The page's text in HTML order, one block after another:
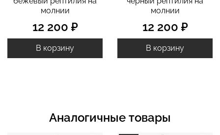
молнии
12 200 ₽
В корзину
молнии
12 200 ₽
В корзину
Аналогичные товары